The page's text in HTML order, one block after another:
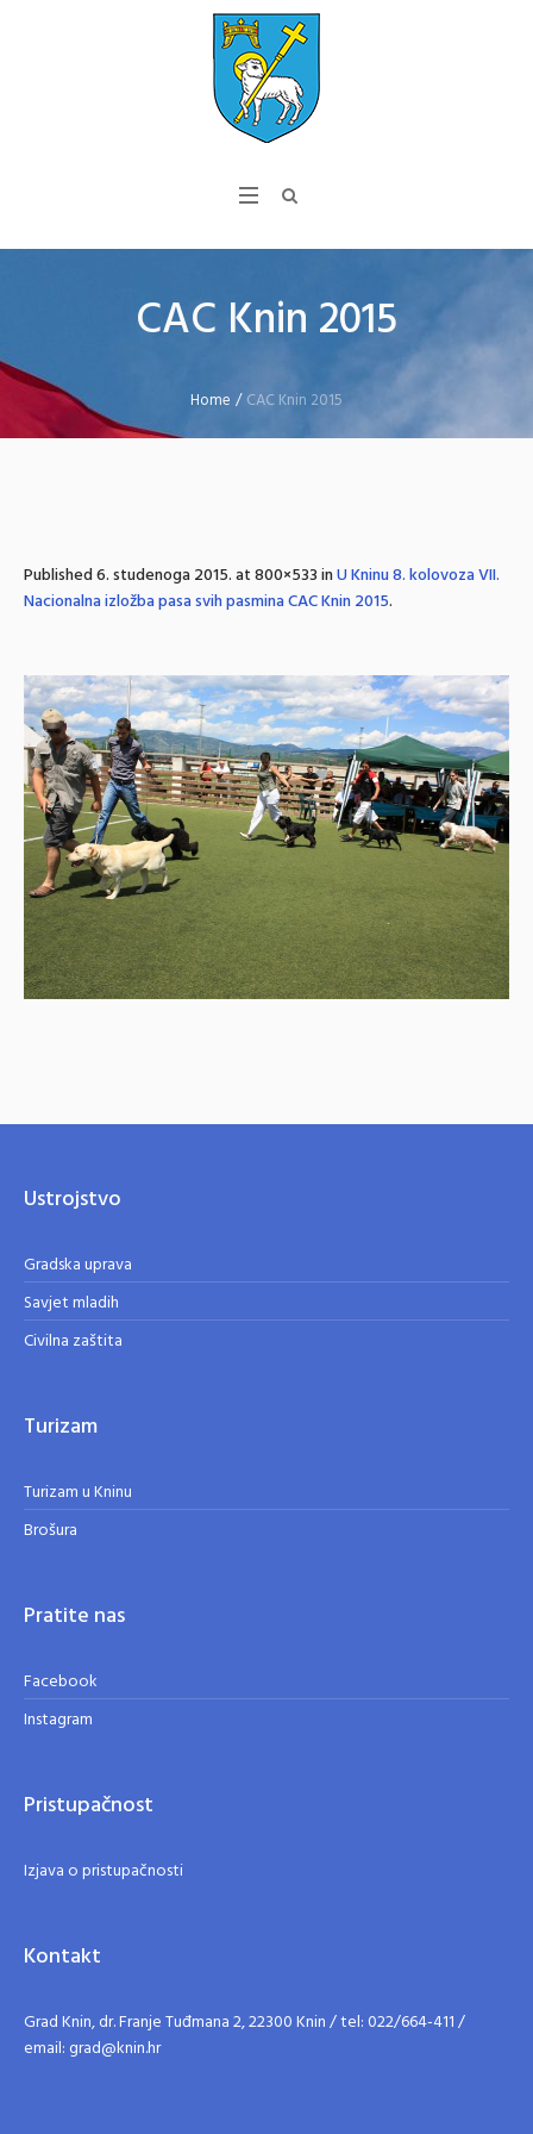
CAC Knin 2015
Home /CAC Knin 2015
Published6. studenoga 2015.at 800×533 inU Kninu 8. kolovoza VII.
Nacionalna izložba pasa svih pasmina CAC Knin 2015.
Ustrojstvo
Gradska uprava
Savjet mladih
Civilna zaštita
Turizam
Turizam u Kninu
Brošura
Pratite nas
Facebook
Instagram
Pristupačnost
Izjava o pristupačnosti
Kontakt
Grad Knin, dr. Franje Tuđmana 2, 22300 Knin / tel: 022/664-411 /
email: grad@knin.hr